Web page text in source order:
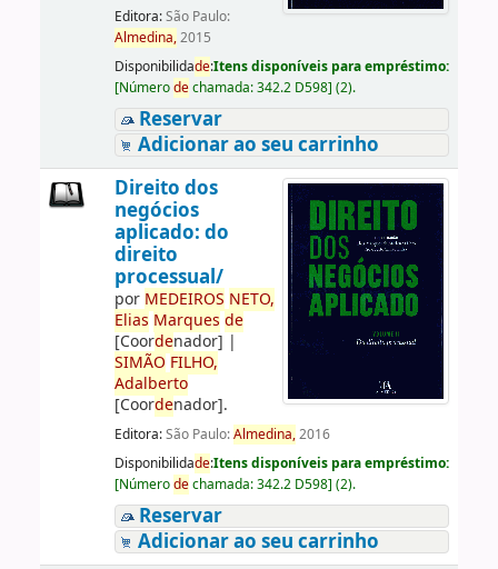
Editora:São Paulo:
Almedina,2015
Disponibilidade:Itens disponíveis para empréstimo:
[Númerodechamada:342.2 D598] (2).
Reservar
Adicionar ao seu carrinho
Direito dos
negócios
aplicado: do
direito
processual/
por MEDEIROS NETO,
Elias Marques de
[Coordenador] |
SIMÃO FILHO,
Adalberto
[Coordenador].
Editora:São Paulo:Almedina,2016
Disponibilidade:Itens disponíveis para empréstimo:
[Númerodechamada:342.2 D598] (2).
Reservar
Adicionar ao seu carrinho